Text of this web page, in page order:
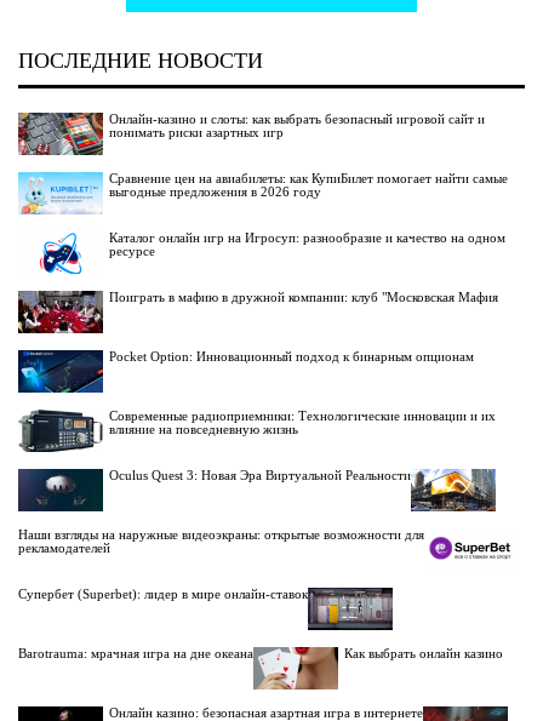
ПОСЛЕДНИЕ НОВОСТИ
Онлайн-казино и слоты: как выбрать безопасный игровой сайт и
понимать риски азартных игр
Сравнение цен на авиабилеты: как КупиБилет помогает найти самые
выгодные предложения в 2026 году
Каталог онлайн игр на Игросуп: разнообразие и качество на одном
ресурсе
Поиграть в мафию в дружной компании: клуб "Московская Мафия
Pocket Option: Инновационный подход к бинарным опционам
Современные радиоприемники: Технологические инновации и их
влияние на повседневную жизнь
Oculus Quest 3: Новая Эра Виртуальной Реальности
Наши взгляды на наружные видеоэкраны: открытые возможности для
рекламодателей
Супербет (Superbet): лидер в мире онлайн-ставок
Barotrauma: мрачная игра на дне океана Как выбрать онлайн казино
Онлайн казино: безопасная азартная игра в интернете